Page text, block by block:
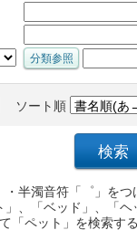
ソート順
半濁音符「゜」を
」、「ベッド」、「
「ペット」を検索